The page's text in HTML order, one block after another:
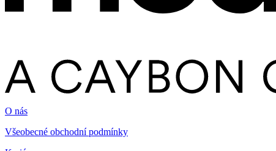
O nás
Všeobecné obchodní podmínky